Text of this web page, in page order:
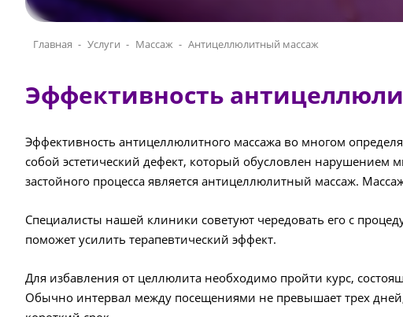
Главная Услуги Массаж Антицеллюлитный массаж
Эффективность
Эффективность антицеллюлитного массажа во многом
собой эстетический дефект, который обусловлен
застойного процесса является антицеллюлитный массаж.
Специалисты нашей клиники советуют чередовать его с
поможет усилить терапевтический эффект.
Для избавления от целлюлита необходимо пройти курс,
Обычно интервал между посещениями не превышает трех дней,